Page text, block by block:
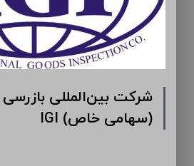
ارومیه (سهامی عام)